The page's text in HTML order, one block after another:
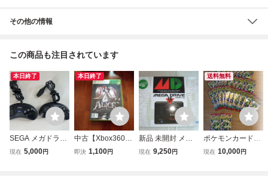
その他の情報
この商品も注目されています
本日終了
SEGA メガドライ
ブ用 コントローラ
現在 5,000円
本日終了
中古【Xbox360】
アリス マッドネス
即決 1,100円
新品 未開封 メガ
ドライブ ミニ ME
現在 9,250円
送料無料
ポケモンカードゲ
ーム ストームエメ
現在 10,000円